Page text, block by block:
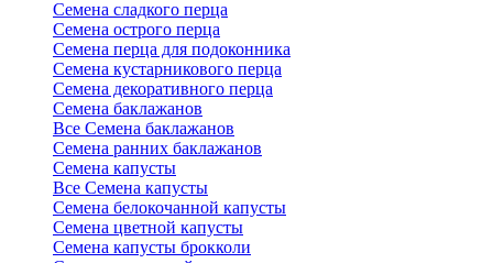
Семена сладкого перца
Семена острого перца
Семена перца для подоконника
Семена кустарникового перца
Семена декоративного перца
Семена баклажанов
Все Семена баклажанов
Семена ранних баклажанов
Семена капусты
Все Семена капусты
Семена белокочанной капусты
Семена цветной капусты
Семена капусты брокколи